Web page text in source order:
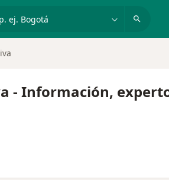
p. ej. Bogotá
- Información,